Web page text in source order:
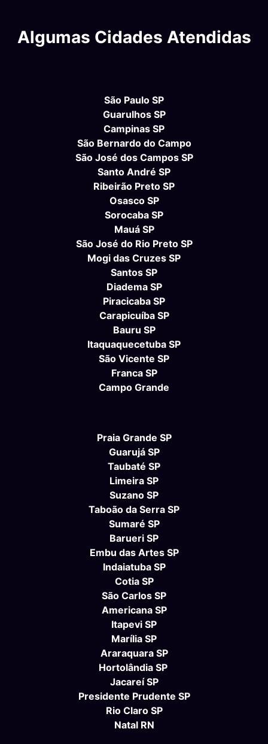
Algumas Cidades Atendidas
São Paulo SP
Guarulhos SP
Campinas SP
São Bernardo do Campo
São José dos Campos SP
Santo André SP
Ribeirão Preto SP
Osasco SP
Sorocaba SP
Mauá SP
São José do Rio Preto SP
Mogi das Cruzes SP
Santos SP
Diadema SP
Piracicaba SP
Carapicuíba SP
Bauru SP
Itaquaquecetuba SP
São Vicente SP
Franca SP
Campo Grande
Praia Grande SP
Guarujá SP
Taubaté SP
Limeira SP
Suzano SP
Taboão da Serra SP
Sumaré SP
Barueri SP
Embu das Artes SP
Indaiatuba SP
Cotia SP
São Carlos SP
Americana SP
Itapevi SP
Marília SP
Araraquara SP
Hortolândia SP
Jacareí SP
Presidente Prudente SP
Rio Claro SP
Natal RN